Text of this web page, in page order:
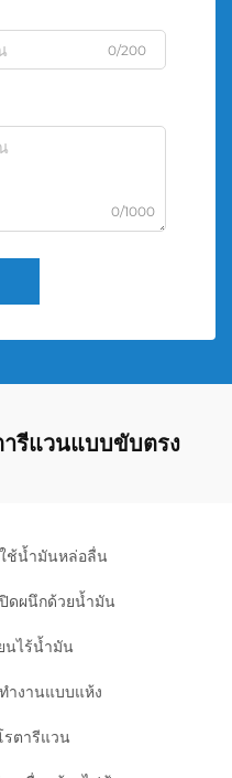
0/200
0/1000
รีแวนแบบขับตรง
ช้น้ำมันหล่อลื่น
ดผนึกด้วยน้ำมัน
นไร้น้ำมัน
งานแบบแห้ง
ตารีแวน